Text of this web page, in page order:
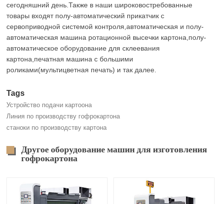
сегодняшний день.Также в наши широковостребованные
товары входят полу-автоматический прикатчик с
сервоприводной системой контроля,автоматическая и полу-
автоматическая машина ротационной высечки картона,полу-
автоматическое оборудование для склеевания
картона,печатная машина с большими
роликами(мультицветная печать) и так далее.
Tags
Устройство подачи картоона
Линия по производству гофрокартона
станоки по производству картона
Другое оборудование машин для изготовления
гофрокартона